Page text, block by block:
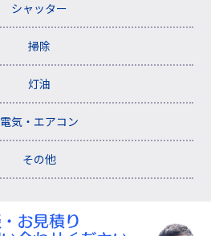
シャッター
掃除
灯油
電気・エアコン
その他